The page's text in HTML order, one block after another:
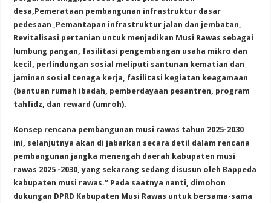
desa,Pemerataan pembangunan infrastruktur dasar
pedesaan ,Pemantapan infrastruktur jalan dan jembatan,
Revitalisasi pertanian untuk menjadikan Musi Rawas sebagai
lumbung pangan, fasilitasi pengembangan usaha mikro dan
kecil, perlindungan sosial meliputi santunan kematian dan
jaminan sosial tenaga kerja, fasilitasi kegiatan keagamaan
(bantuan rumah ibadah, pemberdayaan pesantren, program
tahfidz, dan reward (umroh).
Konsep rencana pembangunan musi rawas tahun 2025-2030
ini, selanjutnya akan di jabarkan secara detil dalam rencana
pembangunan jangka menengah daerah kabupaten musi
rawas 2025 -2030, yang sekarang sedang disusun oleh Bappeda
kabupaten musi rawas.” Pada saatnya nanti, dimohon
dukungan DPRD Kabupaten Musi Rawas untuk bersama-sama